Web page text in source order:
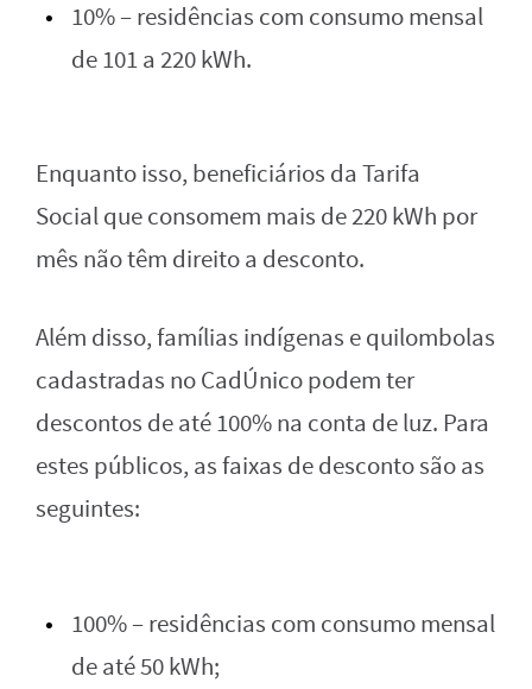
10% – residências com consumo mensal
de 101 a 220 kWh.
Enquanto isso, beneficiários da Tarifa
Social que consomem mais de 220 kWh por
mês não têm direito a desconto.
Além disso, famílias indígenas e quilombolas
cadastradas no CadÚnico podem ter
descontos de até 100% na conta de luz. Para
estes públicos, as faixas de desconto são as
seguintes:
100% – residências com consumo mensal
de até 50 kWh;